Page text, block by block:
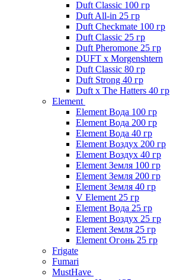
Duft Classic 100 гр
Duft All-in 25 гр
Duft Checkmate 100 гр
Duft Classic 25 гр
Duft Pheromone 25 гр
DUFT x Morgenshtern
Duft Classic 80 гр
Duft Strong 40 гр
Duft x The Hatters 40 гр
Element
Element Вода 100 гр
Element Вода 200 гр
Element Вода 40 гр
Element Воздух 200 гр
Element Воздух 40 гр
Element Земля 100 гр
Element Земля 200 гр
Element Земля 40 гр
V Element 25 гр
Element Вода 25 гр
Element Воздух 25 гр
Element Земля 25 гр
Element Огонь 25 гр
Frigate
Fumari
MustHave